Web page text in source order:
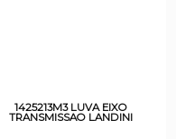
1425213M3 LUVA EIXO
TRANSMISSAO LANDINI